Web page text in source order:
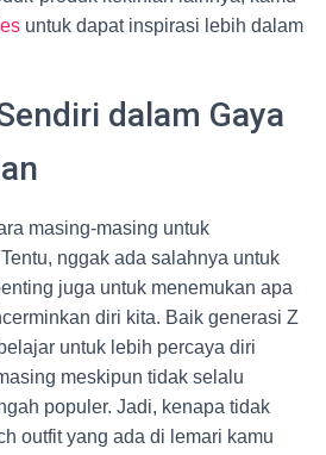
untuk dapat inspirasi lebih dalam
dalam Gaya
masing-masing untuk
nggak ada salahnya untuk
juga untuk menemukan apa
diri kita. Baik generasi Z
untuk lebih percaya diri
meskipun tidak selalu
populer. Jadi, kenapa tidak
outfit yang ada di lemari kamu